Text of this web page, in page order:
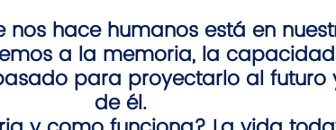
hace humanos está en
a la memoria, la
para proyectarlo al futuro
de él.